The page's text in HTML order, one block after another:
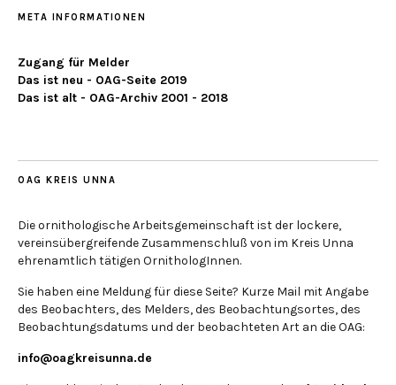
META INFORMATIONEN
Zugang für Melder
Das ist neu - OAG-Seite 2019
Das ist alt - OAG-Archiv 2001 - 2018
OAG KREIS UNNA
Die ornithologische Arbeitsgemeinschaft ist der lockere,
vereinsübergreifende Zusammenschluß von im Kreis Unna
ehrenamtlich tätigen OrnithologInnen.
Sie haben eine Meldung für diese Seite? Kurze Mail mit Angabe
des Beobachters, des Melders, des Beobachtungsortes, des
Beobachtungsdatums und der beobachteten Art an die OAG:
info@oagkreisunna.de